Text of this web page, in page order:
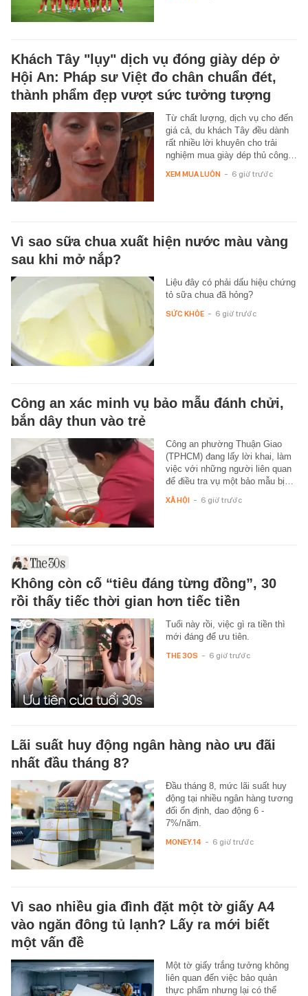
Khách Tây "lụy" dịch vụ đóng giày dép ở
Hội An: Pháp sư Việt đo chân chuẩn đét,
thành phẩm đẹp vượt sức tưởng tượng
Từ chất lượng, dịch vụ cho đến
giá cả, du khách Tây đều dành
rất nhiều lời khuyên cho trải
nghiệm mua giày dép thủ công…
XEM MUA LUÔN - 6 giờ trước
Vì sao sữa chua xuất hiện nước màu vàng
sau khi mở nắp?
Liệu đây có phải dấu hiệu chứng
tỏ sữa chua đã hỏng?
SỨC KHỎE - 6 giờ trước
Công an xác minh vụ bảo mẫu đánh chửi,
bắn dây thun vào trẻ
Công an phường Thuận Giao
(TPHCM) đang lấy lời khai, làm
việc với những người liên quan
để điều tra vụ một bảo mẫu bị…
XÃ HỘI - 6 giờ trước
Không còn cố “tiêu đáng từng đồng”, 30
rồi thấy tiếc thời gian hơn tiếc tiền
Tuổi này rồi, việc gì ra tiền thì
mới đáng để ưu tiên.
THE 30S - 6 giờ trước
Lãi suất huy động ngân hàng nào ưu đãi
nhất đầu tháng 8?
Đầu tháng 8, mức lãi suất huy
động tại nhiều ngân hàng tương
đối ổn định, dao động 6 -
7%/năm.
MONEY.14 - 6 giờ trước
Vì sao nhiều gia đình đặt một tờ giấy A4
vào ngăn đông tủ lạnh? Lấy ra mới biết
một vấn đề
Một tờ giấy trắng tưởng không
liên quan đến việc bảo quản
thực phẩm nhưng lại có thể